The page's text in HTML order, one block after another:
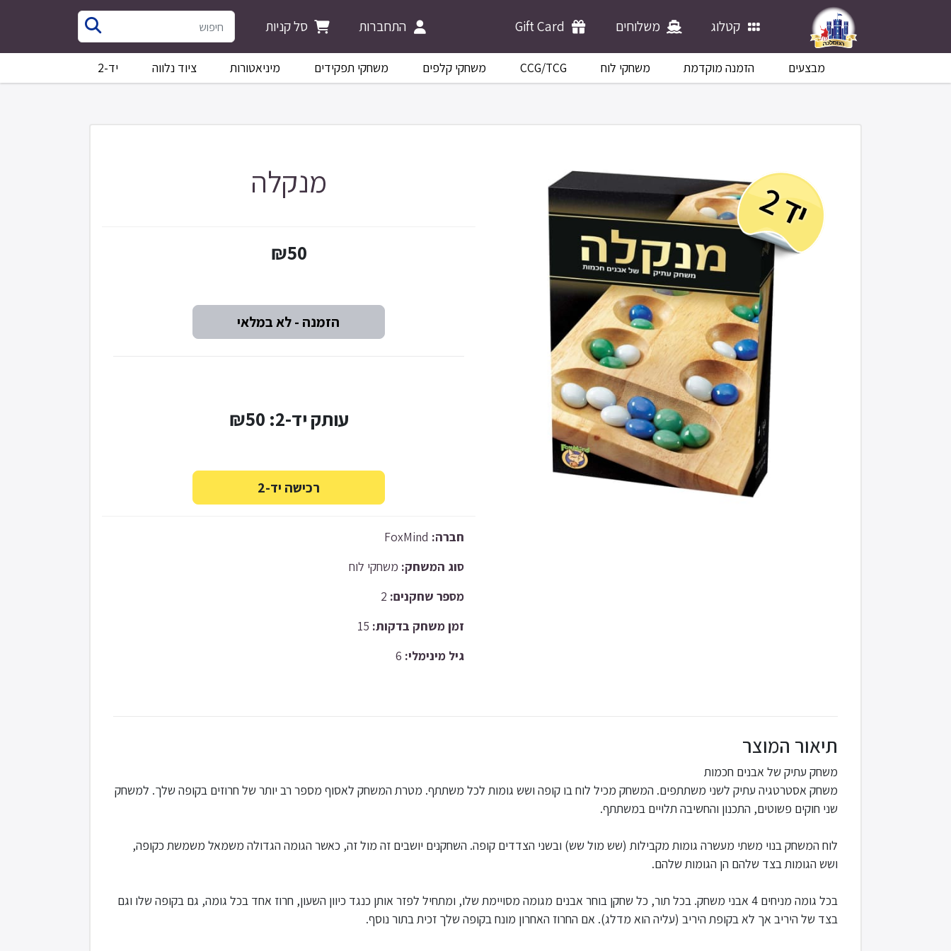
קטלוג משלוחים Gift Card התחברות סל קניות
מבצעים הזמנה מוקדמת משחקי לוח CCG/TCG משחקי קלפים משחקי תפקידים מיניאטורות ציוד נלווה יד-2
מנקלה
₪50
עותק יד-2: ₪50
חברה:
סוג המשחק: משחקי לוח
מספר שחקנים:
זמן משחק בדקות:
גיל מינימלי:
תיאור המוצר
משחק עתיק של אבנים חכמות
משחק אסטרטגיה עתיק לשני משתתפים. המשחק מכיל לוח בו קופה ושש גומות לכל משתתף. מטרת המשחק לאסוף מספר רב יותר של חרוזים בקופה שלך. למשחק
שני חוקים פשוטים, התכנון והחשיבה תלויים במשתתף.
לוח המשחק בנוי משתי מעשרה גומות מקבילות (שש מול שש) ובשני הצדדים קופה. השחקנים יושבים זה מול זה, כאשר הגומה הגדולה משמאל משמשת כקופה,
ושש הגומות בצד שלהם הן הגומות שלהם.
בכל גומה מניחים 4 אבני משחק. בכל תור, כל שחקן בוחר אבנים מגומה מסויימת שלו, ומתחיל לפזר אותן כנגד כיוון השעון, חרוז אחד בכל גומה, גם בקופה שלו וגם
בצד של היריב אך לא בקופת היריב (עליה הוא מדלג). אם החרוז האחרון מונח בקופה שלך זכית בתור נוסף.